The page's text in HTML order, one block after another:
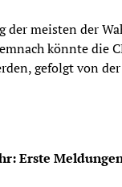
der meisten der
könnte die
gefolgt von
Erste